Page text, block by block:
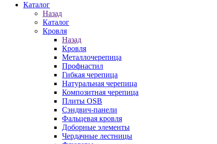
Каталог
Назад
Каталог
Кровля
Назад
Кровля
Металлочерепица
Профнастил
Гибкая черепица
Натуральная черепица
Композитная черепица
Плиты OSB
Сэндвич-панели
Фальцевая кровля
Доборные элементы
Чердачные лестницы